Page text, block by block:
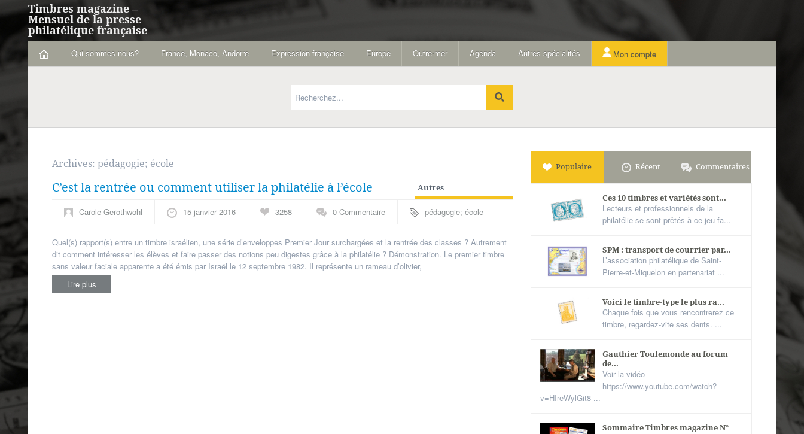
Timbres magazine –
Mensuel de la presse
philatélique française
Qui sommes nous? France, Monaco, Andorre Expression française Europe Outre-mer Agenda Autres spécialités Mon compte
Archives: pédagogie; école
C’est la rentrée ou comment utiliser la philatélie à l’école
Autres
Carole Gerothwohl 15 janvier 2016 3258 0 Commentaire pédagogie; école
Quel(s) rapport(s) entre un timbre israélien, une série d’enveloppes Premier Jour surchargées et la rentrée des classes ? Autrement
dit comment intéresser les élèves et faire passer des notions peu digestes grâce à la philatélie ? Démonstration. Le premier timbre
sans valeur faciale apparente a été émis par Israël le 12 septembre 1982. Il représente un rameau d’olivier,
Lire plus
Populaire Récent Commentaires
Ces 10 timbres et variétés sont...
Lecteurs et professionnels de la
philatélie se sont prêtés à ce jeu fa...
SPM : transport de courrier par...
L’association philatélique de Saint-
Pierre-et-Miquelon en partenariat ...
Voici le timbre-type le plus ra...
Chaque fois que vous rencontrerez ce
timbre, regardez-vite ses dents. ...
Gauthier Toulemonde au forum
de...
Voir la vidéo
https://www.youtube.com/watch?
v=HIreWylGit8 ...
Sommaire Timbres magazine N°